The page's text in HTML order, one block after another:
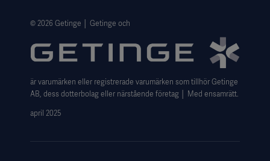
Website use disclaimer
© 2026 Getinge │ Getinge och
är varumärken eller registrerade varumärken som tillhör Getinge
AB, dess dotterbolag eller närstående företag │ Med ensamrätt.
april 2025